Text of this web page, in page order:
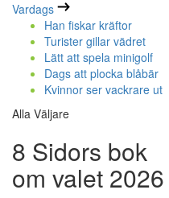
Vardags
Han fiskar kräftor
Turister gillar vädret
Lätt att spela minigolf
Dags att plocka blåbär
Kvinnor ser vackrare ut
Alla Väljare
8 Sidors bok
om valet 2026